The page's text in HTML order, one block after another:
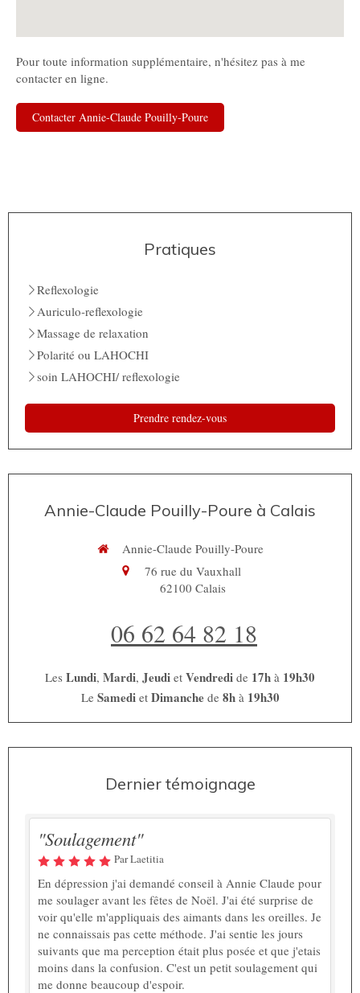
Pour toute information supplémentaire, n'hésitez pas à me
contacter en ligne.
Contacter Annie-Claude Pouilly-Poure
Pratiques
Reflexologie
Auriculo-reflexologie
Massage de relaxation
Polarité ou LAHOCHI
soin LAHOCHI/ reflexologie
Prendre rendez-vous
Annie-Claude Pouilly-Poure à Calais
Annie-Claude Pouilly-Poure
76 rue du Vauxhall
62100 Calais
06 62 64 82 18
Les Lundi, Mardi, Jeudi et Vendredi de 17h à 19h30
Le Samedi et Dimanchede 8hà 19h30
Dernier témoignage
"Soulagement"
Par Laetitia
En dépression j'ai demandé conseil à Annie Claude pour
me soulager avant les fêtes de Noël. J'ai été surprise de
voir qu'elle m'appliquais des aimants dans les oreilles. Je
ne connaissais pas cette méthode. J'ai sentie les jours
suivants que ma perception était plus posée et que j'etais
moins dans la confusion. C'est un petit soulagement qui
me donne beaucoup d'espoir.